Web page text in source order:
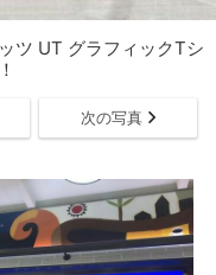
ツ UT グラフィックTシ
次の写真